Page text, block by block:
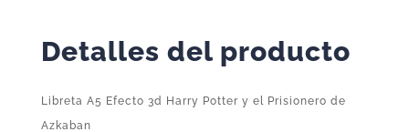
de
cantidad
Detalles del producto
Libreta A5 Efecto 3d Harry Potter y el Prisionero de
Azkaban